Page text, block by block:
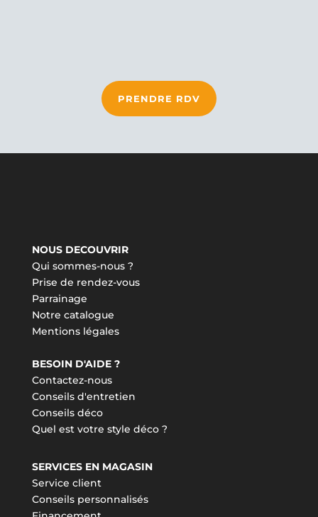
PRENDRE RDV
NOUS DECOUVRIR
Qui sommes-nous ?
Prise de rendez-vous
Parrainage
Notre catalogue
Mentions légales
BESOIN D'AIDE ?
Contactez-nous
Conseils d'entretien
Conseils déco
Quel est votre style déco ?
SERVICES EN MAGASIN
Service client
Conseils personnalisés